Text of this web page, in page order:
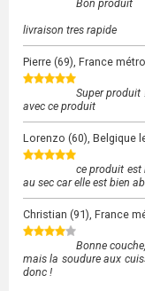
Bon produit
livraison tres rapide
Pierre (69), France
Super produit
avec ce produit
Lorenzo (60), Belgique
ce produit est
au sec car elle est bien
Christian (91), France
Bonne
mais la soudure aux
donc !